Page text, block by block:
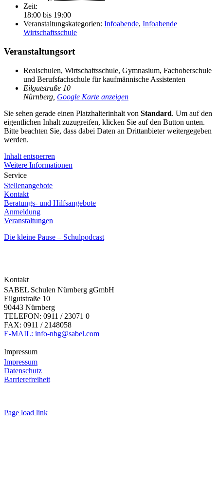
Zeit:
18:00 bis 19:00
Veranstaltungskategorien: Infoabende, Infoabende
Wirtschaftsschule
Veranstaltungsort
Realschulen, Wirtschaftsschule, Gymnasium, Fachoberschule
und Berufsfachschule für kaufmännische Assistenten
Eilgutstraße 10
Nürnberg Google Karte anzeigen
Sie sehen gerade einen Platzhalterinhalt von Standard. Um auf den
eigentlichen Inhalt zuzugreifen, klicken Sie auf den Button unten.
Bitte beachten Sie, dass dabei Daten an Drittanbieter weitergegeben
werden.
Inhalt entsperren
Weitere Informationen
Service
Stellenangebote
Kontakt
Beratungs- und Hilfsangebote
Anmeldung
Veranstaltungen
Die kleine Pause – Schulpodcast
Kontakt
SABEL Schulen Nürnberg gGmbH
Eilgutstraße 10
90443 Nürnberg
TELEFON: 0911 / 23071 0
FAX: 0911 / 2148058
E-MAIL: info-nbg@sabel.com
Impressum
Impressum
Datenschutz
Barrierefreiheit
Page load link